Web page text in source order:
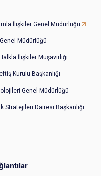
İlişkiler Genel Müdürlüğü
Müdürlüğü
İlişkiler Müşavirliği
Kurulu Başkanlığı
Genel Müdürlüğü
Stratejileri Dairesi Başkanlığı